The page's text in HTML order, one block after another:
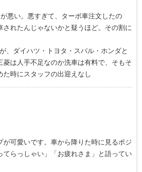
悪い。悪すぎて、ターボ車注文したの
されたんじゃないかと疑うほど。その割に
、ダイハツ・トヨタ・スバル・ホンダと
菱は人手不足なのか洗車は有料で、そもそ
た時にスタッフの出迎えなし
が可愛いです。車から降りた時に見るポジ
てらっしゃい」「お疲れさま」と語ってい